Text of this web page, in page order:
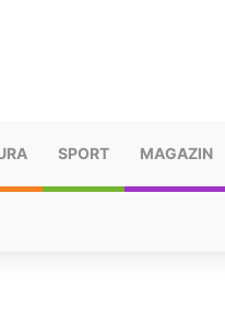
SPORT MAGAZIN